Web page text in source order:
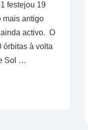
festejou 19
mais antigo
activo. O
órbitas à volta
Sol …